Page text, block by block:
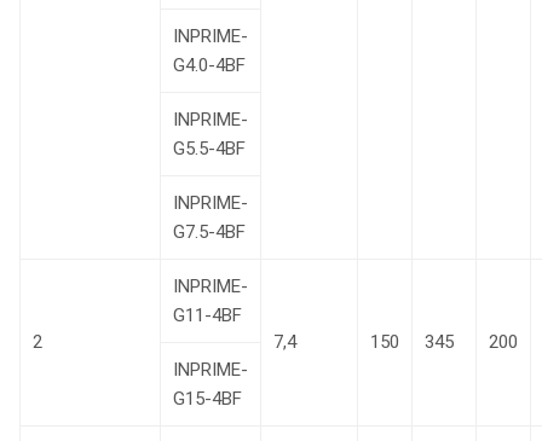
INPRIME-
G4.0-4BF
INPRIME-
G5.5-4BF
INPRIME-
G7.5-4BF
2
INPRIME-
G11-4BF
7,4
150 345
200
INPRIME-
G15-4BF